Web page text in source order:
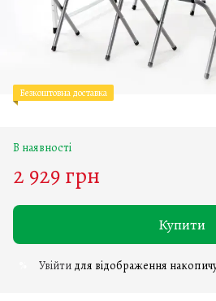
Безкоштовна доставка
В наявності
2 929 грн
Купити
Увійти для відображення